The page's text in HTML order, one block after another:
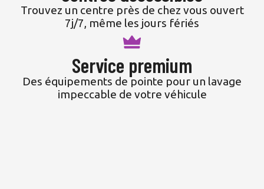
Trouvez un centre près de chez vous ouvert
7j/7, même les jours fériés
Service premium
Des équipements de pointe pour un lavage
impeccable de votre véhicule